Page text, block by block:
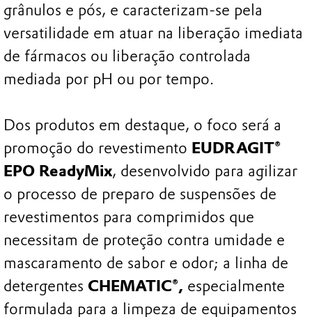
grânulos e pós, e caracterizam-se pela
versatilidade em atuar na liberação imediata
de fármacos ou liberação controlada
mediada por pH ou por tempo.
Dos produtos em destaque, o foco será a
promoção do revestimento EUDRAGIT®
EPO ReadyMix, desenvolvido para agilizar
o processo de preparo de suspensões de
revestimentos para comprimidos que
necessitam de proteção contra umidade e
mascaramento de sabor e odor; a linha de
detergentes CHEMATIC®, especialmente
formulada para a limpeza de equipamentos